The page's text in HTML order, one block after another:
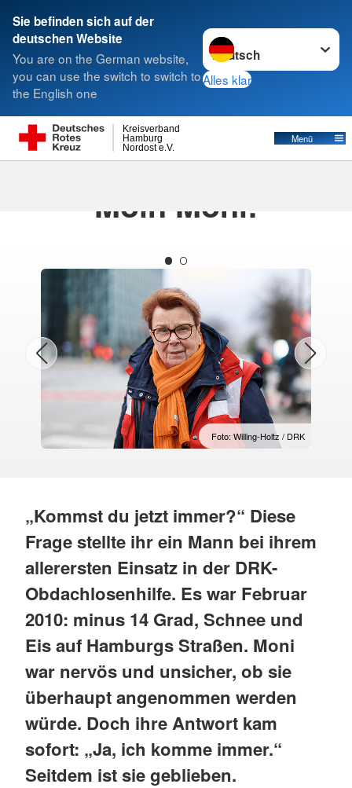
Sie befinden sich auf der
deutschen Website
You are on the German website,
you can use the switch to switch to
the English one
Sprache wechseln zu
Alles klar
Nordost e.V.
Hamburg
Kreisverband
Menü
Suche
Moin Moni!
Foto: Willing-Holtz / DRK
„Kommst du jetzt immer?“ Diese
Frage stellte ihr ein Mann bei ihrem
allerersten Einsatz in der DRK-
Obdachlosenhilfe. Es war Februar
2010: minus 14 Grad, Schnee und
Eis auf Hamburgs Straßen. Moni
war nervös und unsicher, ob sie
überhaupt angenommen werden
würde. Doch ihre Antwort kam
sofort: „Ja, ich komme immer.“
Seitdem ist sie geblieben.